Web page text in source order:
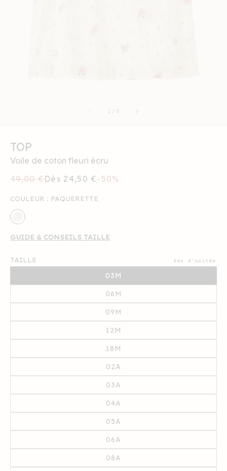
1 / sur
3
TOP
Voile de coton fleuri écru
Prix
49,00 €
Prix
Dès 24,50 € -50%
COULEUR : PAQUERETTE
GUIDE & CONSEILS TAILLE
TAILLE Peu d’unités
03M
06M
09M
12M
18M
02A
03A
04A
05A
06A
08A